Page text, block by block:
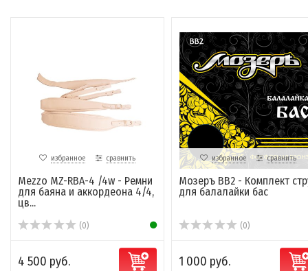
избранное сравнить
Mezzo MZ-RBA-4 /4w - Ремни
для баяна и аккордеона 4/4,
цв...
(0)
4 500 руб.
избранное сравнить
Мозеръ BB2 - Комплект
для балалайки бас
(0)
1 000 руб.